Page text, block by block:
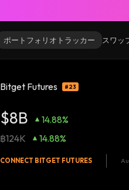
ポートフォリオトラッカー スワッ
Bitget Futures #23
$8B
14.88%
฿124K
14.88%
CONNECT BITGET FUTURES